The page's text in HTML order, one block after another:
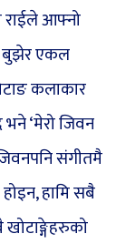
राईले आफ्नो
बुझेर एकल
कलाकार
‘मेरो जिवन
संगीतमै
हामि सबै
खोटाङ्गेहरुको